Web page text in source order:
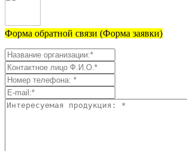
Форма обратной связи (Форма заявки)